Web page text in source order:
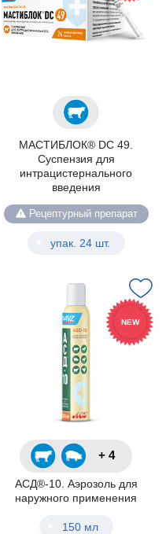
МАСТИБЛОК® DC 49.
Суспензия для
интрацистернального
введения
Рецептурный препарат
упак. 24 шт.
NEW
+ 4
АСД®-10. Аэрозоль для
наружного применения
150 мл